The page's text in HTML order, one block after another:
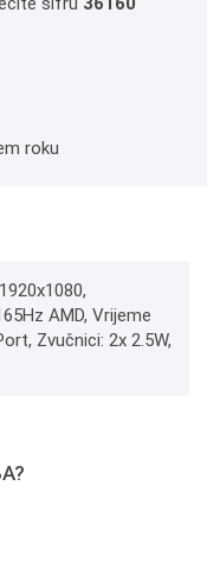
roku
AMD, Vrijeme
Zvučnici: 2x 2.5W,